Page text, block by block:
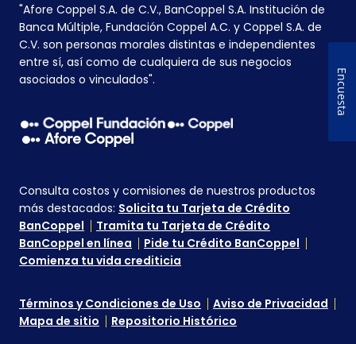
"Afore Coppel S.A. de C.V., BanCoppel S.A. Institución de
Banca Múltiple, Fundación Coppel A.C. y Coppel S.A. de
C.V. son personas morales distintas e independientes
entre sí, así como de cualquiera de sus negocios
asociados o vinculados".
Consulta costos y comisiones de nuestros productos
más destacados: Solicita tu Tarjeta de Crédito
BanCoppel
Tramita tu Tarjeta de Crédito
BanCoppel en línea
Pide tu Crédito BanCoppel
Comienza tu vida crediticia
Términos y Condiciones de Uso
Aviso de Privacidad
Mapa de sitio
Repositorio Histórico
Encuesta